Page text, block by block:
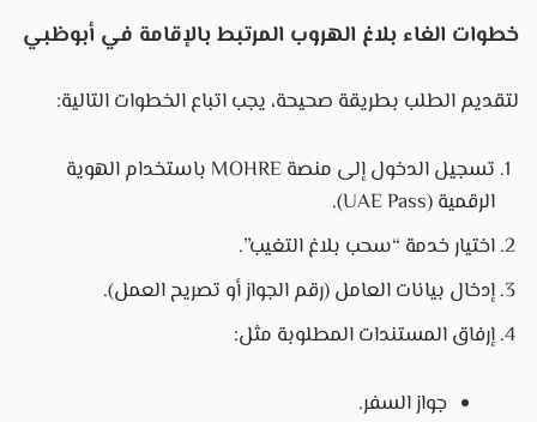
خطوات الغاء بلاغ الهروب المرتبط بالإقامة في أبوظبي
لتقديم الطلب بطريقة صحيحة، يجب اتباع الخطوات التالية:
تسجيل الدخول إلى منصة MOHRE باستخدام الهوية
الرقمية (UAE Pass).
اختيار خدمة “سحب بلاغ التغيب”.
إدخال بيانات العامل (رقم الجواز أو تصريح العمل).
إرفاق المستندات المطلوبة مثل:
جواز السفر.